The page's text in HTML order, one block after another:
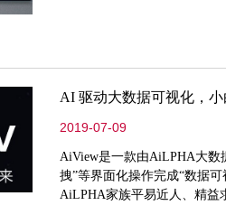
AI 驱动大数据可视化，
2019-07-09
AiView是一款由AiLPHA大数
拽”等界面化操作完成“数据
AiLPHA家族平易近人、精益